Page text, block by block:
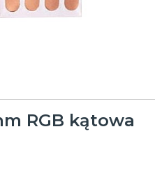
RGB kątowa